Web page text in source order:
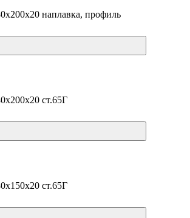
наплавка, профиль
ст.65Г
ст.65Г